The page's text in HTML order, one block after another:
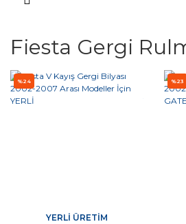
Fiesta Gergi
%24
YERLİ ÜRETİM
%23